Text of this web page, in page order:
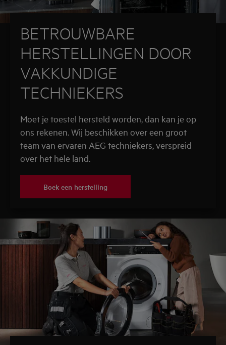
BETROUWBARE
HERSTELLINGEN DOOR
VAKKUNDIGE
TECHNIEKERS
Moet je toestel hersteld worden, dan kan je op
ons rekenen. Wij beschikken over een groot
team van ervaren AEG techniekers, verspreid
over het hele land.
Boek een herstelling